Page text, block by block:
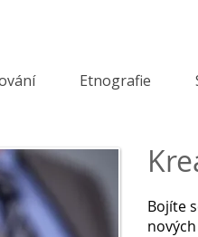
Etnografie
Bojíte